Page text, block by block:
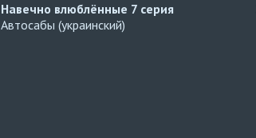
Навечно влюблённые 7 серия
Автосабы (украинский)